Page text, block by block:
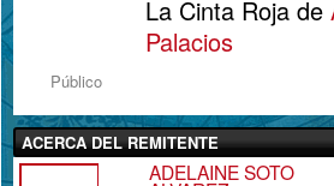
Público
La Cinta Roja de
Palacios
ACERCA DEL REMITENTE
ADELAINE SOTO